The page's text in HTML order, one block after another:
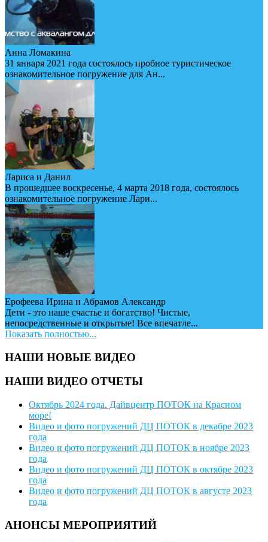
Анна Ломакина
31 января 2021 года состоялось пробное туристическое
ознакомительное погружение для Ан...
Лариса и Данил
В прошедшее воскресенье, 4 марта 2018 года, состоялось
ознакомительное погружение Лари...
Ерофеева Ирина и Абрамов Александр
Дети - это наше счастье и богатство! Чистые,
непосредственные и открытые! Все впечатле...
Показать полностью...
НАШИ НОВЫЕ ВИДЕО
НАШИ ВИДЕО ОТЧЕТЫ
Октябрь 2024 года. Дайвцентр ПОТОК на Красном
море!
Видео и фото погружений ДЦ ПОТОК в декабре 2023
года
Видео и фото погружений ДЦ ПОТОК в ноябре 2023
года
Видео и фото погружений ДЦ ПОТОК в октябре 2023
года
Видео и фото погружений ДЦ ПОТОК в августе 2023
года
АНОНСЫ МЕРОПРИЯТИЙ